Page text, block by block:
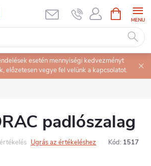
KOSÁR
esetén mennyiségi kedvezményt
előzetesen vegye fel velünk a kapcsolatot.
padlószalag
Ugrás az értékeléshez Kód: 1517